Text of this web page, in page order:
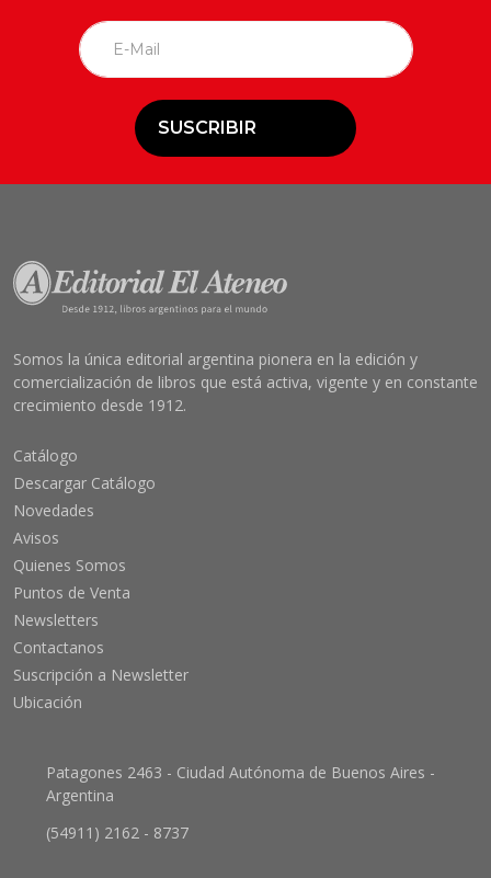
SUSCRIBIR
Somos la única editorial argentina pionera en la edición y
comercialización de libros que está activa, vigente y en constante
crecimiento desde 1912.
Catálogo
Descargar Catálogo
Novedades
Avisos
Quienes Somos
Puntos de Venta
Newsletters
Contactanos
Suscripción a Newsletter
Ubicación
Patagones 2463 - Ciudad Autónoma de Buenos Aires -
Argentina
(54911) 2162 - 8737